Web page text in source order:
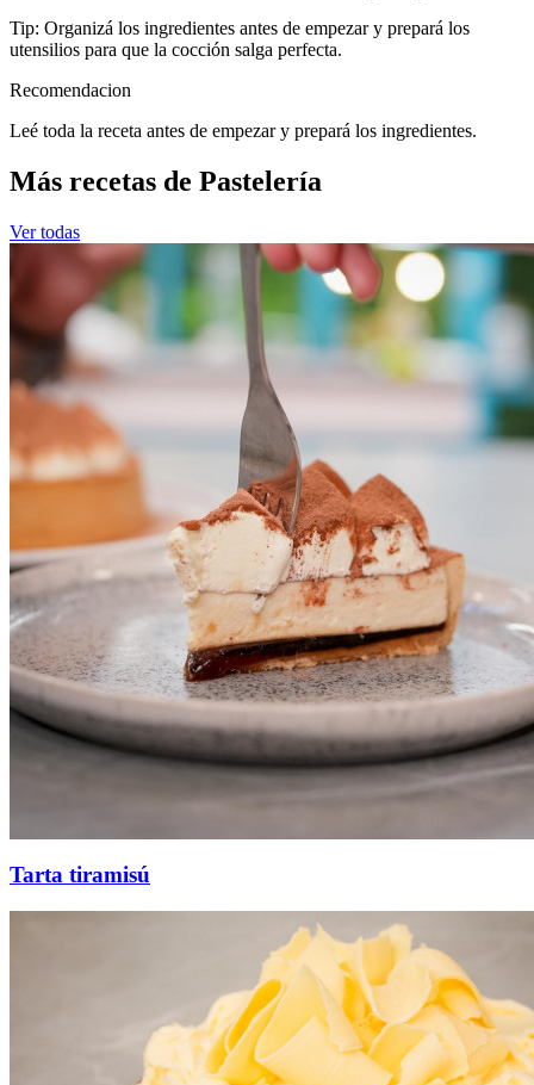
Tip: Organizá los ingredientes antes de empezar y prepará los
utensilios para que la cocción salga perfecta.
Recomendacion
Leé toda la receta antes de empezar y prepará los ingredientes.
Más recetas de Pastelería
Ver todas
Tarta tiramisú